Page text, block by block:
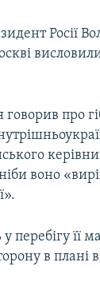
Росії
про
воно
її
в плані